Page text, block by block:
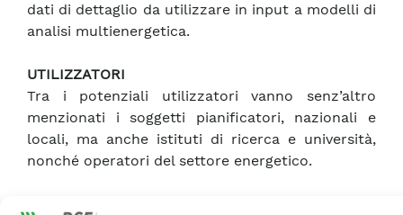
dati di dettaglio da utilizzare in input a modelli di
analisi multienergetica.
UTILIZZATORI
Tra i potenziali utilizzatori vanno senz’altro
menzionati i soggetti pianificatori, nazionali e
locali, ma anche istituti di ricerca e università,
nonché operatori del settore energetico.